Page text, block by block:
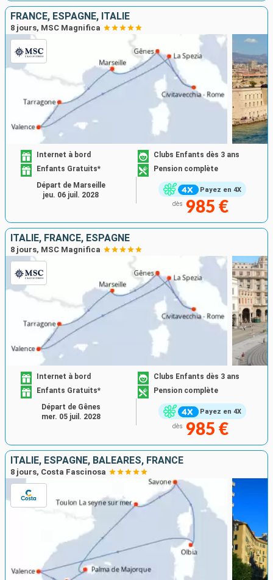
FRANCE, ESPAGNE, ITALIE
8 jours, MSC Magnifica
Payez en 4X
Internet à bord
Clubs Enfants dès 3 ans
Enfants Gratuits*
Pension complète
dès 985 €
Départ de Marseille
jeu. 06 juil. 2028
ITALIE, FRANCE, ESPAGNE
8 jours, MSC Magnifica
Payez en 4X
Internet à bord
Clubs Enfants dès 3 ans
Enfants Gratuits*
Pension complète
dès 985 €
Départ de Gênes
mer. 05 juil. 2028
ITALIE, ESPAGNE, BALÉARES, FRANCE
8 jours, Costa Fascinosa